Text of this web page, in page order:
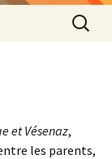
et Vésenaz,
les parents,